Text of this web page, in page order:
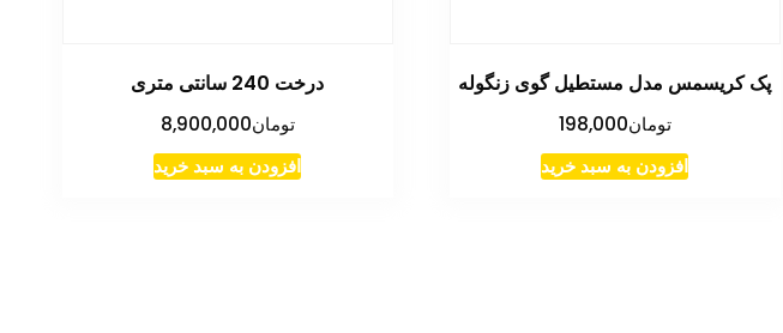
پک کریسمس مدل مستطیل گوی زنگوله
تومان198,000
افزودن به سبد خرید
درخت 240 سانتی متری
تومان8,900,000
افزودن به سبد خرید